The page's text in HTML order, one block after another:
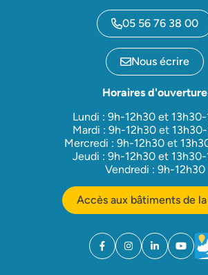
05 56 76 38 00
Nous écrire
Horaires d'ouverture
Lundi : 9h-12h30 et
Mardi : 9h-12h30 et
Mercredi : 9h-12h30 et
Jeudi : 9h-12h30 et
Vendredi : 9h-12h30
Accès aux bâtiments de
Facebook
(ouverture dans un
Instagram
(ouverture dans
Linkedin
(ouverture